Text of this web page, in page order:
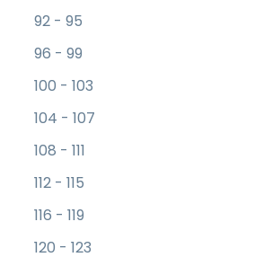
92 - 95
96 - 99
100 - 103
104 - 107
108 - 111
112 - 115
116 - 119
120 - 123